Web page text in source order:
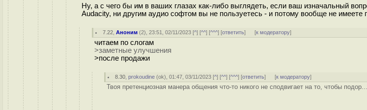
Ну, а с чего бы им в ваших глазах как-либо выглядеть, если ваш изначальный
Audacity, ни другим аудио софтом вы не пользуетесь - и потому вообще не имеете
7.22 ,Аноним (2), 23:51, 02/11/2023 [^] [^^] [^^^] [ответить] [к модератору]
читаем по слогам
>заметные улучшения
>после продажи
8.30 ,prokoudine (ok), 01:47, 03/11/2023 [^] [^^] [^^^] [ответить] [к модератору]
Твоя претенциозная манера общения что-то никого не сподвигает на то, чтобы подор...